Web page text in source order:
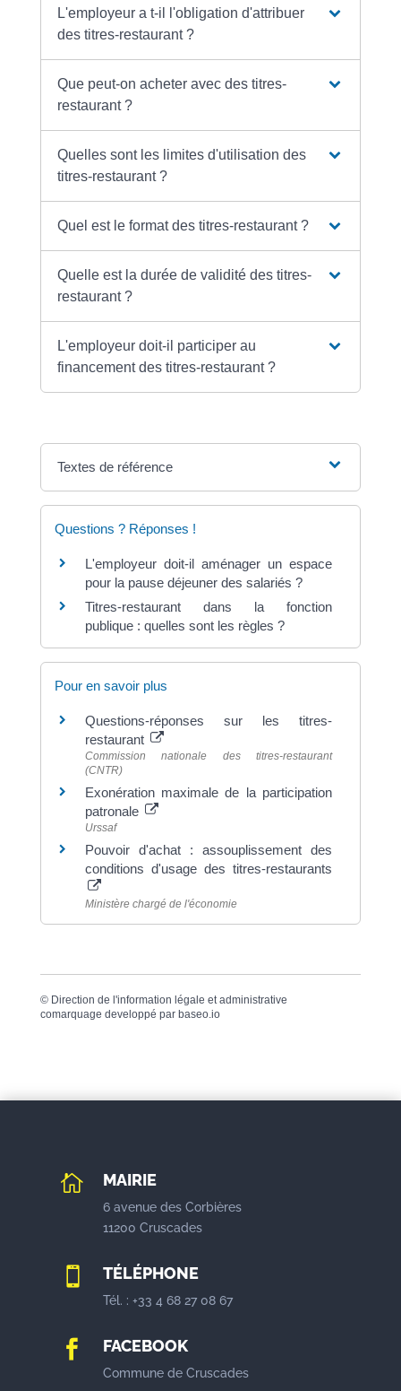
L'employeur a t-il l'obligation d'attribuer
des titres-restaurant ?
Que peut-on acheter avec des titres-
restaurant ?
Quelles sont les limites d'utilisation des
titres-restaurant ?
Quel est le format des titres-restaurant ?
Quelle est la durée de validité des titres-
restaurant ?
L'employeur doit-il participer au
financement des titres-restaurant ?
Textes de référence
Questions ? Réponses !
L'employeur doit-il aménager un espace
pour la pause déjeuner des salariés ?
Titres-restaurant dans la fonction
publique : quelles sont les règles ?
Pour en savoir plus
Questions-réponses sur les titres-
restaurant
Commission nationale des titres-restaurant
(CNTR)
Exonération maximale de la participation
patronale
Urssaf
Pouvoir d'achat : assouplissement des
conditions d'usage des titres-restaurants
Ministère chargé de l'économie
© Direction de l'information légale et administrative
comarquage developpé par baseo.io
 MAIRIE
6 avenue des Corbières
11200 Cruscades
 TÉLÉPHONE
Tél. : +33 4 68 27 08 67
 FACEBOOK
Commune de Cruscades